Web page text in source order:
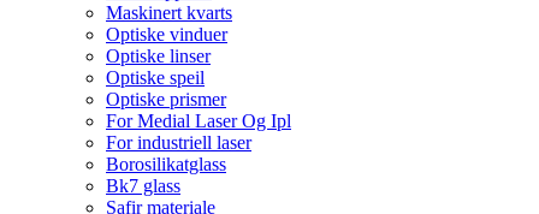
Maskinert kvarts
Optiske vinduer
Optiske linser
Optiske speil
Optiske prismer
For Medial Laser Og Ipl
For industriell laser
Borosilikatglass
Bk7 glass
Safir materiale